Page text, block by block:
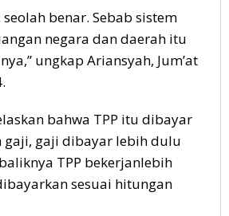
benar. Sebab sistem
negara dan daerah itu
ungkap Ariansyah, Jum’at
bahwa TPP itu dibayar
gaji, gaji dibayar lebih dulu
TPP bekerjanlebih
sesuai hitungan